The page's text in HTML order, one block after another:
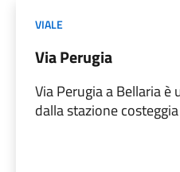
VIALE
Via Perugia
Via Perugia a Bellaria
dalla stazione